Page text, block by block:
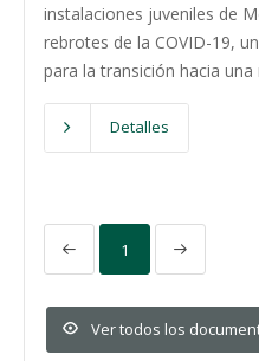
instalaciones juveniles de
rebrotes de la COVID-19,
para la transición hacia
Detalles
1
Ver todos los